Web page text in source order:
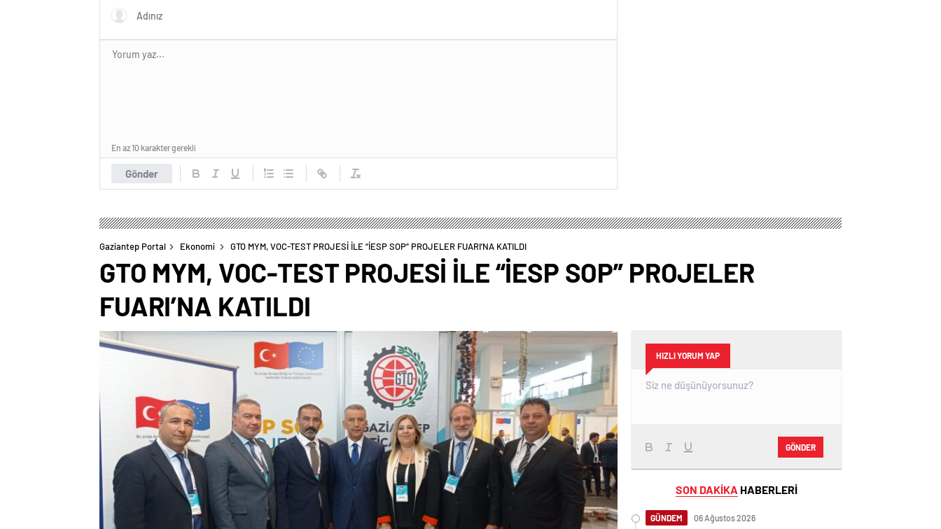
Gönder
En az 10 karakter gerekli
Gaziantep Portal Ekonomi GTO MYM, VOC-TEST PROJESİ İLE “İESP SOP” PROJELER FUARI’NA KATILDI
GTO MYM, VOC-TEST PROJESİ İLE “İESP SOP” PROJELER
FUARI’NA KATILDI
HIZLI YORUM YAP
GÖNDER
SON DAKİKA HABERLERİ
GÜNDEM 06 Ağustos 2026